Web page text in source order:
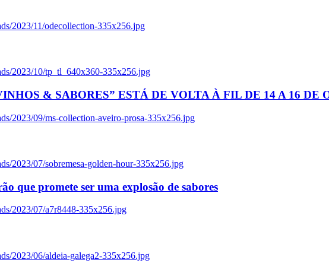
2023/11/odecollection-335x256.jpg
2023/10/tp_tl_640x360-335x256.jpg
& SABORES” ESTÁ DE VOLTA À FIL DE 14 A 16 DE
2023/09/ms-collection-aveiro-prosa-335x256.jpg
2023/07/sobremesa-golden-hour-335x256.jpg
que promete ser uma explosão de sabores
2023/07/a7r8448-335x256.jpg
2023/06/aldeia-galega2-335x256.jpg